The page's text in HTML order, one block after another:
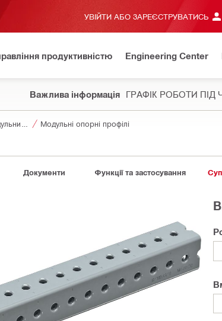
УВІЙТИ АБО ЗАРЕЄСТРУВАТИСЬ
продуктивністю Engineering Center
Важлива інформація ГРАФІК РОБОТИ
Модульні опорні профілі
Документи Функції та застосування